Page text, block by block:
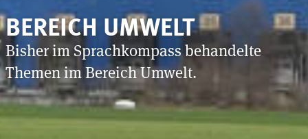
BEREICH UMWELT
Bisher im Sprachkompass behandelte
Themen im Bereich Umwelt.